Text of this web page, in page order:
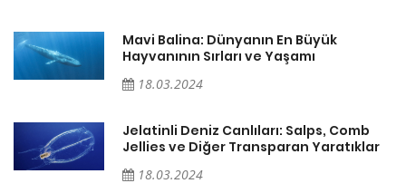
Mavi Balina: Dünyanın En Büyük
Hayvanının Sırları ve Yaşamı
18.03.2024
Jelatinli Deniz Canlıları: Salps, Comb
Jellies ve Diğer Transparan Yaratıklar
18.03.2024